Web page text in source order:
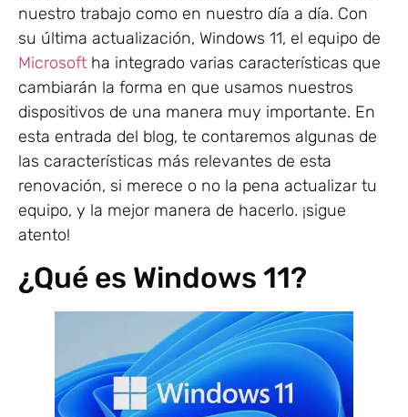
nuestro trabajo como en nuestro día a día. Con
su última actualización, Windows 11, el equipo de
Microsoft ha integrado varias características que
cambiarán la forma en que usamos nuestros
dispositivos de una manera muy importante. En
esta entrada del blog, te contaremos algunas de
las características más relevantes de esta
renovación, si merece o no la pena actualizar tu
equipo, y la mejor manera de hacerlo. ¡sigue
atento!
¿Qué es Windows 11?